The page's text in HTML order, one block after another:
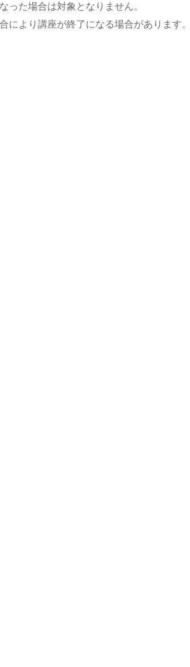
た場合は対象となりません。
より講座が終了になる場合があります。